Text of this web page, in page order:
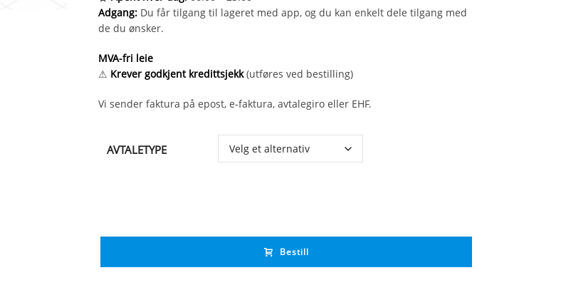
Adgang: Du får tilgang til lageret med app, og du kan enkelt dele tilgang med
de du ønsker.
MVA-fri leie
⚠ Krever godkjent kredittsjekk(utføres ved bestilling)
Vi sender faktura på epost, e-faktura, avtalegiro eller EHF.
AVTALETYPE
Bestill